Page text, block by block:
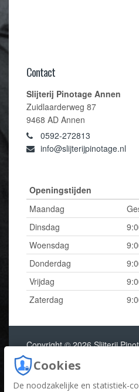
Contact
Slijterij Pinotage Annen
Zuidlaarderweg 87
9468 AD Annen
0592-272813
info@slijterijpinotage.nl
Openingstijden
Maandag
Dinsdag
Woensdag
Donderdag
Vrijdag
Zaterdag
Copyright © 2026 Slijterij
Cookies
De noodzakelijke en statistiek-